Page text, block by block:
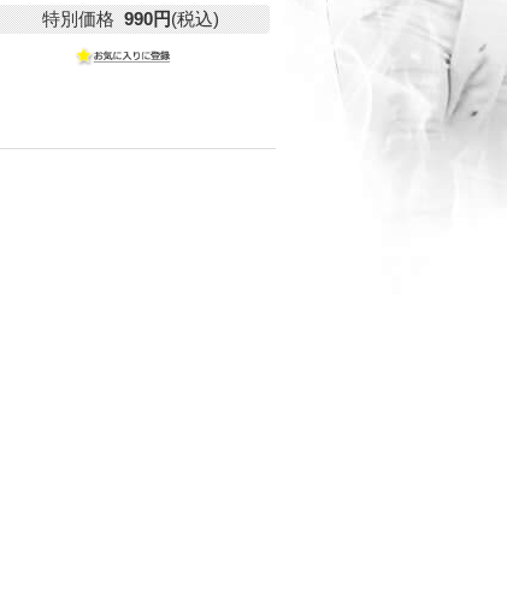
特別価格 990円(税込)